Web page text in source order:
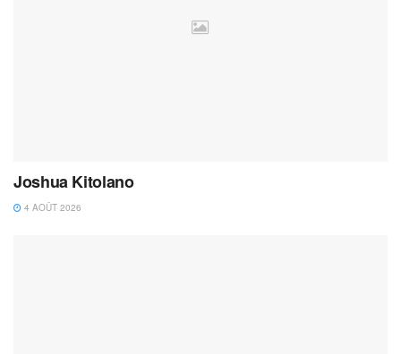
Joshua Kitolano
4 AOÛT 2026